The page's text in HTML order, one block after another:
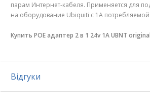
парам Интернет-кабеля. Применяется для
на оборудование Ubiquiti c 1A
Купить POE адаптер 2 в 1 24v 1А UBNT original
Відгуки